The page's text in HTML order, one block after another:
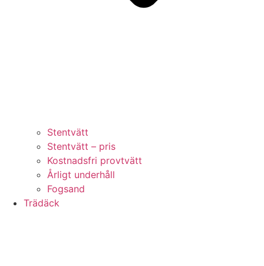
Stentvätt
Stentvätt – pris
Kostnadsfri provtvätt
Årligt underhåll
Fogsand
Trädäck